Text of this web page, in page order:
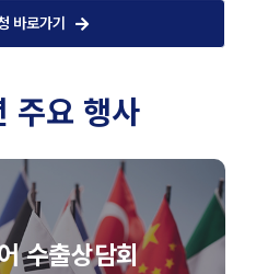
바로가기
주요 행사
수출상담회